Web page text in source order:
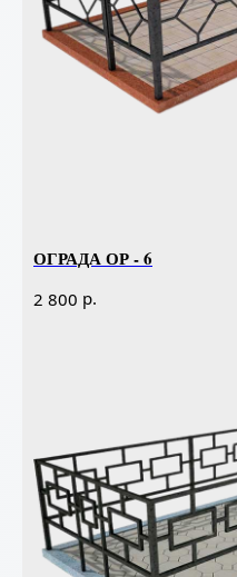
ОГРАДА ОР - 6
2 800 р.